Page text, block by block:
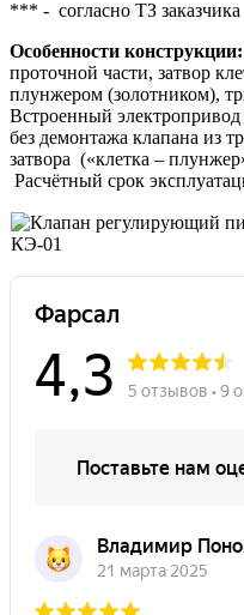
*** - согласно ТЗ заказчика
Особенности конструкции:
проточной части, затвор
плунжером (золотником),
Встроенный
без демонтажа клапана из
затвора («клетка –
Расчётный срок